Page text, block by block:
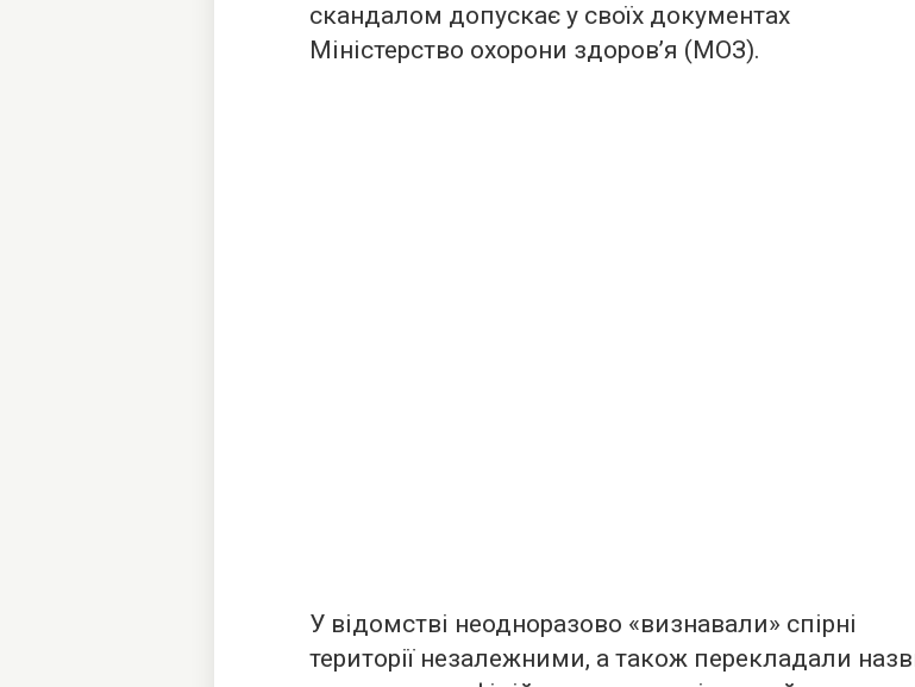
скандалом допускає у своїх документах
Міністерство охорони здоров’я (МОЗ).
У відомстві неодноразово «визнавали» спірні
території незалежними, а також перекладали